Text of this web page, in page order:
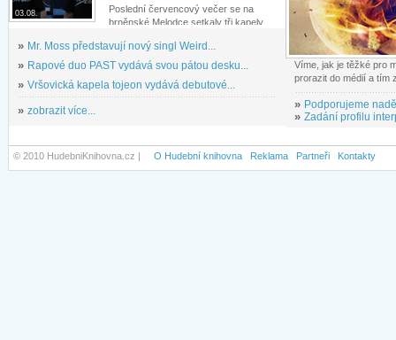
03.08.
Poslední červencový večer se na
brněnské Melodce setkaly tři kapely...
» Mr. Moss představují nový singl Weird...
» Rapové duo PAST vydává svou pátou desku...
» Vršovická kapela tojeon vydává debutové...
» zobrazit více...
Víme, jak je těžké pro
prorazit do médií a tím
» Podporujeme
» Zadání profilu
© 2010 HudebniKnihovna.cz | O Hudební knihovna Reklama Partneři Kontakty